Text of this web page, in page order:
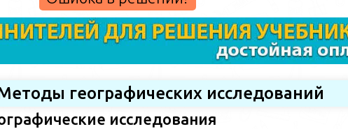
географических исследований
исследования